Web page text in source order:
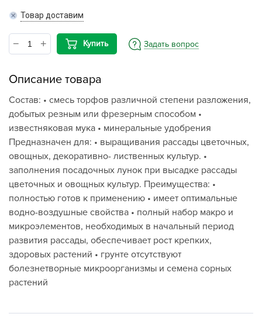
Товар доставим
Купить Задать вопрос
Описание товара
Состав: • смесь торфов различной степени разложения,
добытых резным или фрезерным способом •
известняковая мука • минеральные удобрения
Предназначен для: • выращивания рассады цветочных,
овощных, декоративно- лиственных культур. •
заполнения посадочных лунок при высадке рассады
цветочных и овощных культур. Преимущества: •
полностью готов к применению • имеет оптимальные
водно-воздушные свойства • полный набор макро и
микроэлементов, необходимых в начальный период
развития рассады, обеспечивает рост крепких,
здоровых растений • грунте отсутствуют
болезнетворные микроорганизмы и семена сорных
растений